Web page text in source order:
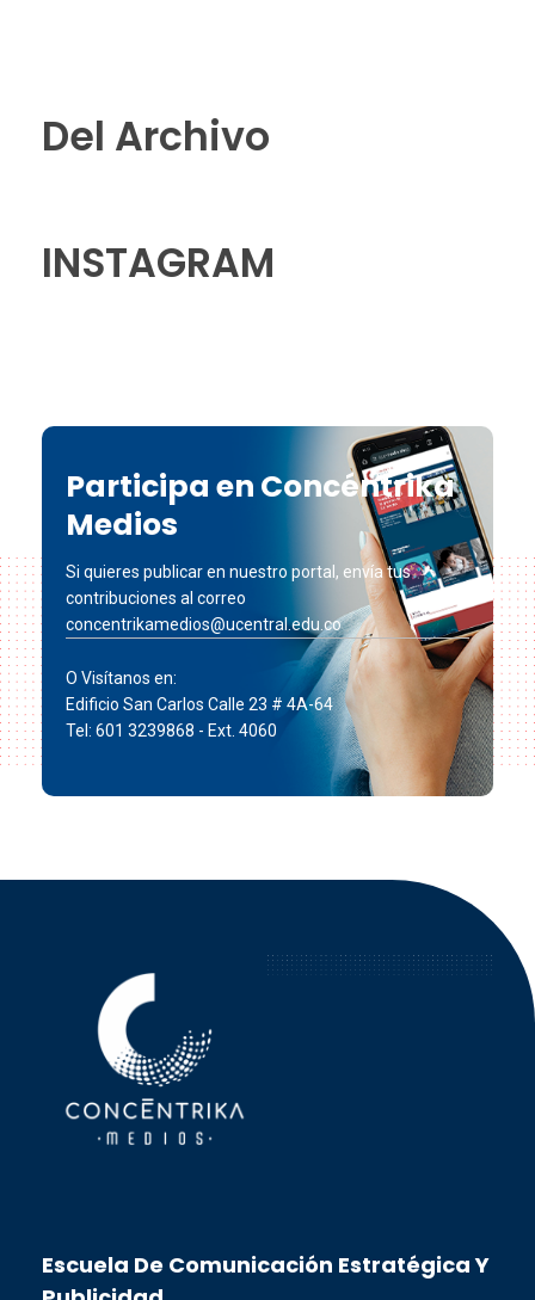
Del Archivo
INSTAGRAM
Participa en Concéntrika
Medios
Si quieres publicar en nuestro portal, envía tus
contribuciones al correo
concentrikamedios@ucentral.edu.co
O Visítanos en:
Edificio San Carlos Calle 23 # 4A-64
Tel: 601 3239868 - Ext. 4060
Escuela De Comunicación Estratégica Y